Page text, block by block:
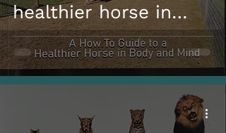
healthier horse in
body and mind, Amy
Del